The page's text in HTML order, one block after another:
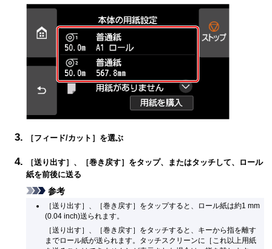
［フィード/カット ］を選ぶ
［送り出す］、［巻き戻す］をタップ、またはタッチして、ロール
紙を前後に送る
参考
［送り出す］、［巻き戻す］をタップすると、ロール紙は約1 mm
(0.04 inch)送られます。
［送り出す］、［巻き戻す］をタッチすると、キーから指を離す
までロール紙が送られます。
タッチスクリーンに［ これ以上用紙